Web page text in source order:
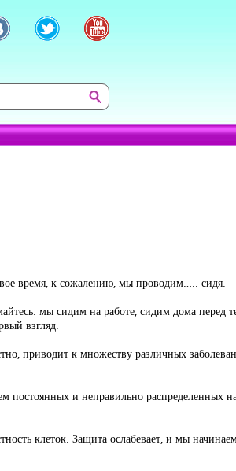
время, к сожалению, мы проводим….. сидя.
мы сидим на работе, сидим дома
взгляд.
приводит к множеству различных
и неправильно распределенных
клеток. Защита ослабевает, и мы